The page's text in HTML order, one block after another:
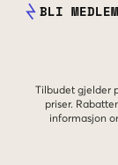
BLI
Tilbudet gjelder
priser.
informasjon